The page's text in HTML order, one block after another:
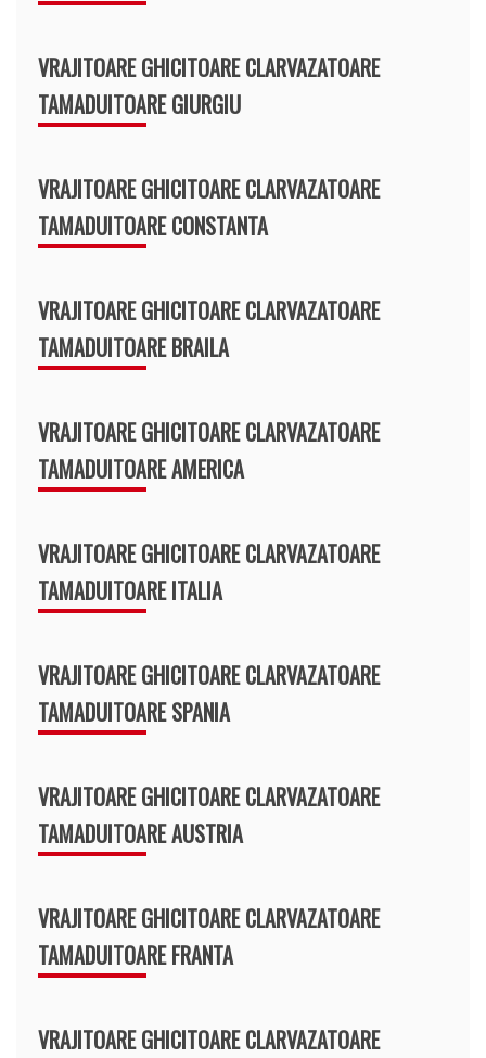
VRAJITOARE GHICITOARE CLARVAZATOARE
TAMADUITOARE GIURGIU
VRAJITOARE GHICITOARE CLARVAZATOARE
TAMADUITOARE CONSTANTA
VRAJITOARE GHICITOARE CLARVAZATOARE
TAMADUITOARE BRAILA
VRAJITOARE GHICITOARE CLARVAZATOARE
TAMADUITOARE AMERICA
VRAJITOARE GHICITOARE CLARVAZATOARE
TAMADUITOARE ITALIA
VRAJITOARE GHICITOARE CLARVAZATOARE
TAMADUITOARE SPANIA
VRAJITOARE GHICITOARE CLARVAZATOARE
TAMADUITOARE AUSTRIA
VRAJITOARE GHICITOARE CLARVAZATOARE
TAMADUITOARE FRANTA
VRAJITOARE GHICITOARE CLARVAZATOARE